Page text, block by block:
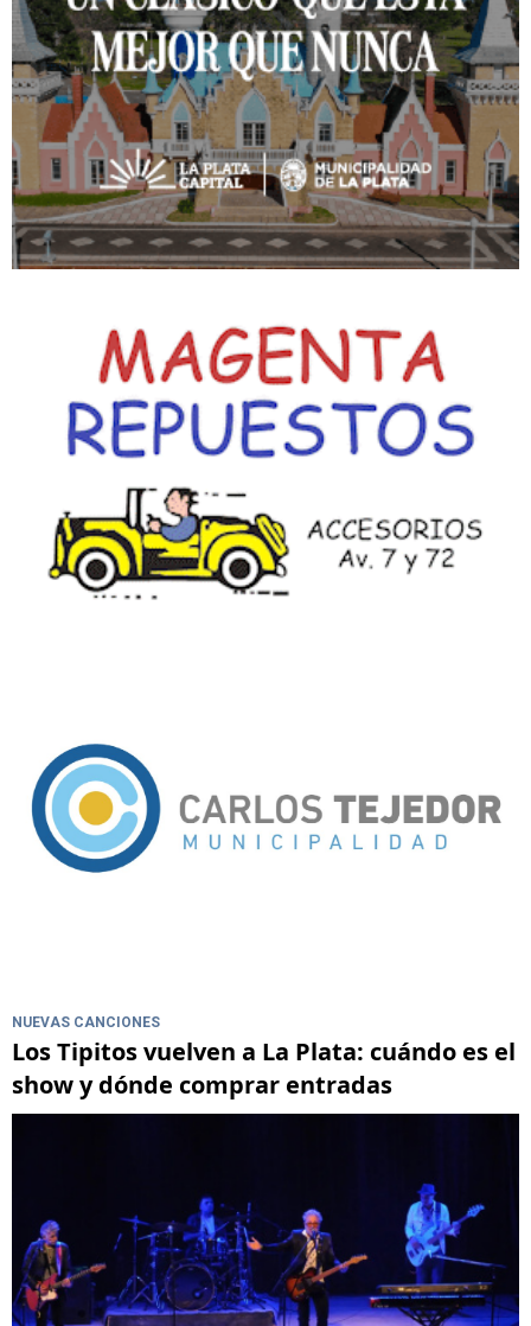
NUEVAS CANCIONES
Los Tipitos vuelven a La Plata: cuándo es el
show y dónde comprar entradas